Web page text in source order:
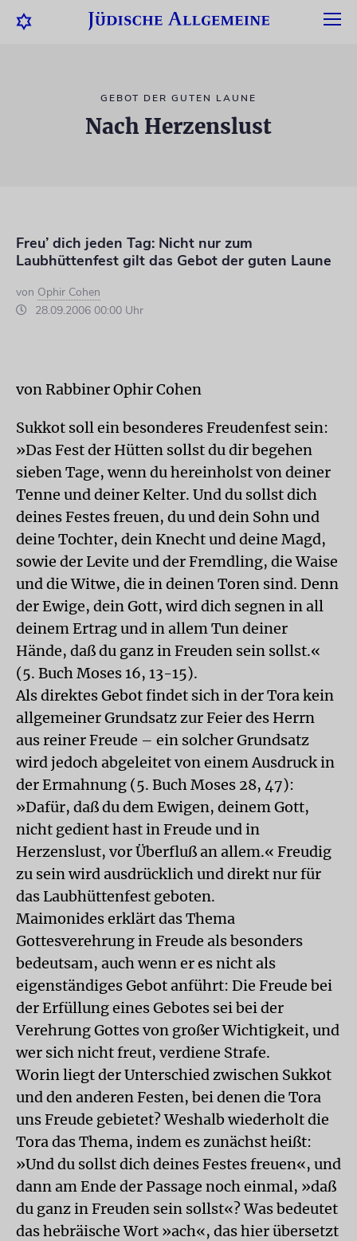
GEBOT DER GUTEN LAUNE
Nach Herzenslust
Freu’ dich jeden Tag: Nicht nur zum
Laubhüttenfest gilt das Gebot der guten Laune
von Ophir Cohen
28.09.2006 00:00 Uhr
von Rabbiner Ophir Cohen
Sukkot soll ein besonderes Freudenfest sein:
»Das Fest der Hütten sollst du dir begehen
sieben Tage, wenn du hereinholst von deiner
Tenne und deiner Kelter. Und du sollst dich
deines Festes freuen, du und dein Sohn und
deine Tochter, dein Knecht und deine Magd,
sowie der Levite und der Fremdling, die Waise
und die Witwe, die in deinen Toren sind. Denn
der Ewige, dein Gott, wird dich segnen in all
deinem Ertrag und in allem Tun deiner
Hände, daß du ganz in Freuden sein sollst.«
(5. Buch Moses 16, 13-15).
Als direktes Gebot findet sich in der Tora kein
allgemeiner Grundsatz zur Feier des Herrn
aus reiner Freude – ein solcher Grundsatz
wird jedoch abgeleitet von einem Ausdruck in
der Ermahnung (5. Buch Moses 28, 47):
»Dafür, daß du dem Ewigen, deinem Gott,
nicht gedient hast in Freude und in
Herzenslust, vor Überfluß an allem.« Freudig
zu sein wird ausdrücklich und direkt nur für
das Laubhüttenfest geboten.
Maimonides erklärt das Thema
Gottesverehrung in Freude als besonders
bedeutsam, auch wenn er es nicht als
eigenständiges Gebot anführt: Die Freude bei
der Erfüllung eines Gebotes sei bei der
Verehrung Gottes von großer Wichtigkeit, und
wer sich nicht freut, verdiene Strafe.
Worin liegt der Unterschied zwischen Sukkot
und den anderen Festen, bei denen die Tora
uns Freude gebietet? Weshalb wiederholt die
Tora das Thema, indem es zunächst heißt:
»Und du sollst dich deines Festes freuen«, und
dann am Ende der Passage noch einmal, »daß
du ganz in Freuden sein sollst«? Was bedeutet
das hebräische Wort »ach«, das hier übersetzt